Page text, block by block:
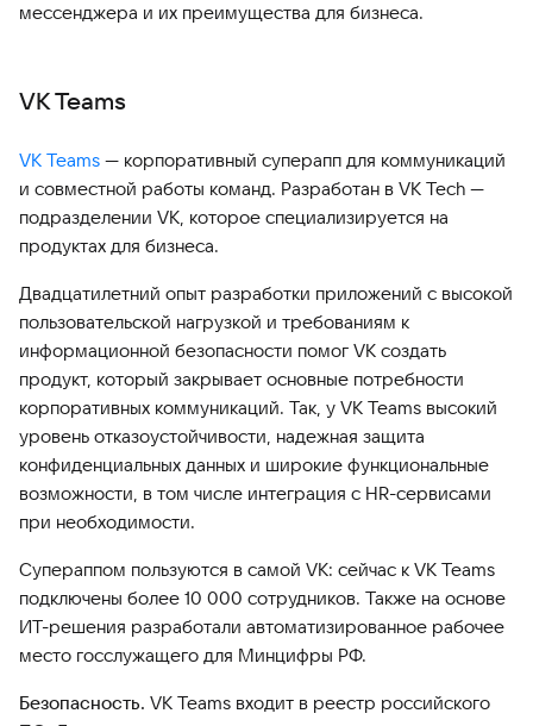
мессенджера и их преимущества для бизнеса.
VK Teams
VK Teams — корпоративный суперапп для коммуникаций
и совместной работы команд. Разработан в VK Tech —
подразделении VK, которое специализируется на
продуктах для бизнеса.
Двадцатилетний опыт разработки приложений с высокой
пользовательской нагрузкой и требованиям к
информационной безопасности помог VK создать
продукт, который закрывает основные потребности
корпоративных коммуникаций. Так, у VK Teams высокий
уровень отказоустойчивости, надежная защита
конфиденциальных данных и широкие функциональные
возможности, в том числе интеграция с HR-сервисами
при необходимости.
Супераппом пользуются в самой VK: сейчас к VK Teams
подключены более 10 000 сотрудников. Также на основе
ИТ-решения разработали автоматизированное рабочее
место госслужащего для Минцифры РФ.
Безопасность. VK Teams входит в реестр российского